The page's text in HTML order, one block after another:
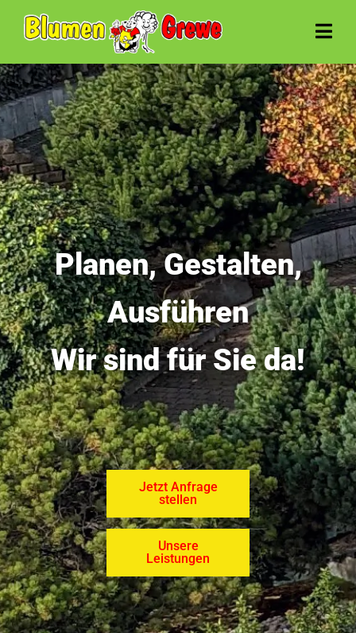
Planen, Gestalten,
Ausführen
Wir sind für Sie da!
Jetzt Anfrage
stellen
Unsere
Leistungen